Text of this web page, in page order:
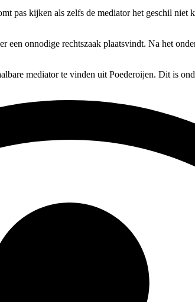
pas kijken als zelfs de mediator het geschil
onnodige rechtszaak plaatsvindt. Na het
mediator te vinden uit Poederoijen. Dit is